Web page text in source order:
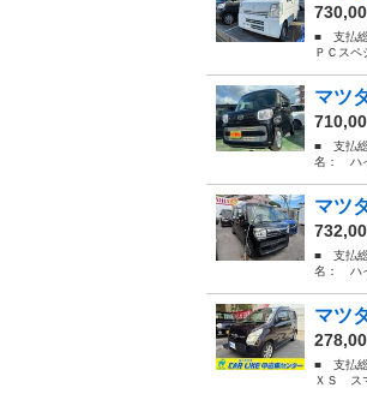
■ 支払
ＰＣス
マツ
■ 支払
名： ハ
マツ
■ 支払
名： ハ
マツ
■ 支払
ＸＳ ス